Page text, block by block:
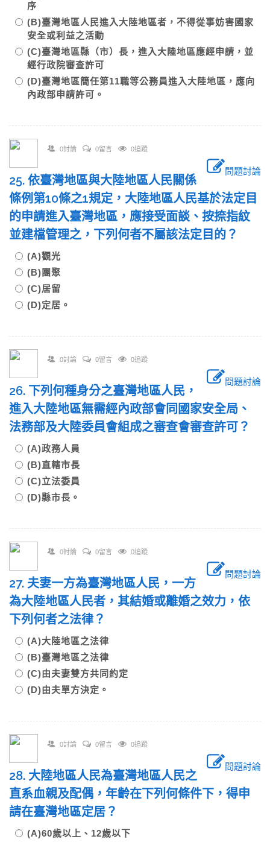
序
(B)臺灣地區人民進入大陸地區者，不得從事妨害國家
安全或利益之活動
(C)臺灣地區縣（市）長，進入大陸地區應經申請，並
經行政院審查許可
(D)臺灣地區簡任第11職等公務員進入大陸地區，應向
內政部申請許可。
0討論 0留言 0追蹤
問題討論
25. 依臺灣地區與大陸地區人民關係
條例第10條之1規定，大陸地區人民基於法定目
的申請進入臺灣地區，應接受面談、按捺指紋
並建檔管理之，下列何者不屬該法定目的？
(A)觀光
(B)團聚
(C)居留
(D)定居。
0討論 0留言 0追蹤
問題討論
26. 下列何種身分之臺灣地區人民，
進入大陸地區無需經內政部會同國家安全局、
法務部及大陸委員會組成之審查會審查許可？
(A)政務人員
(B)直轄市長
(C)立法委員
(D)縣市長。
0討論 0留言 0追蹤
問題討論
27. 夫妻一方為臺灣地區人民，一方
為大陸地區人民者，其結婚或離婚之效力，依
下列何者之法律？
(A)大陸地區之法律
(B)臺灣地區之法律
(C)由夫妻雙方共同約定
(D)由夫單方決定。
0討論 0留言 0追蹤
問題討論
28. 大陸地區人民為臺灣地區人民之
直系血親及配偶，年齡在下列何條件下，得申
請在臺灣地區定居？
(A)60歲以上、12歲以下